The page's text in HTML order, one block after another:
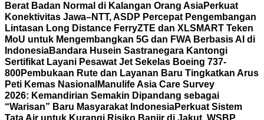
Berat Badan Normal di Kalangan Orang AsiaPerkuat
Konektivitas Jawa–NTT, ASDP Percepat Pengembangan
Lintasan Long Distance FerryZTE dan XLSMART Teken
MoU untuk Mengembangkan 5G dan FWA Berbasis AI di
IndonesiaBandara Husein Sastranegara Kantongi
Sertifikat Layani Pesawat Jet Sekelas Boeing 737-
800Pembukaan Rute dan Layanan Baru Tingkatkan Arus
Peti Kemas Nasional Manulife Asia Care Survey
2026: Kemandirian Semakin Dipandang sebagai
“Warisan” Baru Masyarakat IndonesiaPerkuat Sistem
Tata Air untuk Kurangi Risiko Banjir di Jakut, WSBP